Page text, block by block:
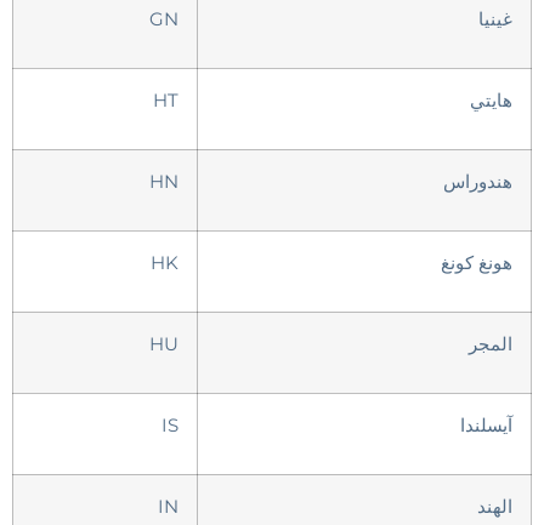
غينيا GN
هايتي HT
هندوراس HN
هونغ كونغ HK
المجر HU
آيسلندا IS
الهند IN